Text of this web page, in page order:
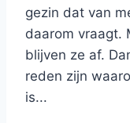
gezin dat van
daarom vraagt.
blijven ze af.
reden zijn
is...